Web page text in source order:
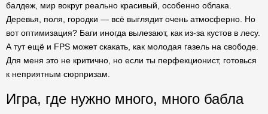
балдеж, мир вокруг реально красивый, особенно облака.
Деревья, поля, городки — всё выглядит очень атмосферно. Но
вот оптимизация? Баги иногда вылезают, как из-за кустов в лесу.
А тут ещё и FPS может скакать, как молодая газель на свободе.
Для меня это не критично, но если ты перфекционист, готовься
к неприятным сюрпризам.
Игра, где нужно много, много бабла